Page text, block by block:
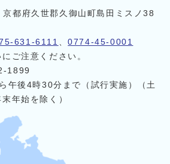
都府久世郡久御山町島田ミスノ38
631-6111 、0774-45-0001
ご注意ください。
1899
午後4時30分まで（試行実施）（土
年始を除く）